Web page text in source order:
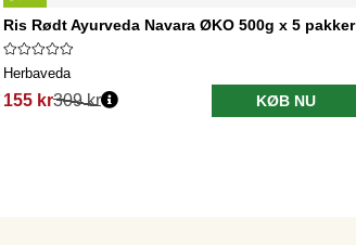
Ris Rødt Ayurveda Navara ØKO 500g x 5 pakker
Herbaveda
155 kr309 kr KØB NU